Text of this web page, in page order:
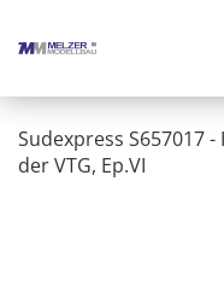
Sudexpress S657017
der VTG, Ep.VI